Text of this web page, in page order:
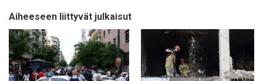
Aiheeseen liittyvät julkaisut